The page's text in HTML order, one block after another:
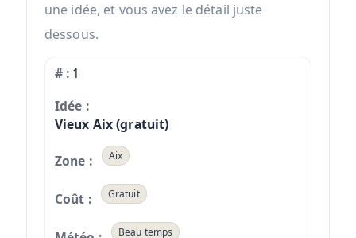
une idée, et vous avez le détail juste
dessous.
1
Vieux Aix (gratuit)
Aix
Gratuit
Beau temps